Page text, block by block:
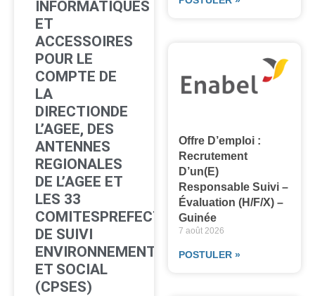
INFORMATIQUES
ET
ACCESSOIRES
POUR LE
COMPTE DE
LA
DIRECTIONDE
L’AGEE, DES
ANTENNES
REGIONALES
DE L’AGEE ET
LES 33
COMITESPREFECTORAUX
DE SUIVI
ENVIRONNEMENTAL
ET SOCIAL
(CPSES)
Offre D’emploi :
Recrutement
D’un(e)
Responsable Suivi –
Évaluation (H/F/X) –
Guinée
7 août 2026
POSTULER »